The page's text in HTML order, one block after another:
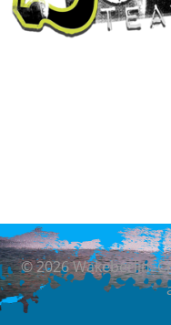
© 2026 Wakeberlin.